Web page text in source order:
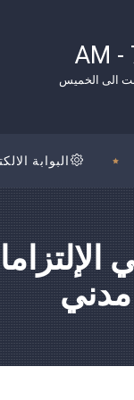
الى الخميس
البوابة
في